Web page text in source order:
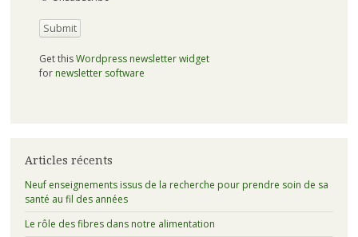
Get thisWordpress newsletter widget
for newsletter software
Articles récents
Neuf enseignements issus de la recherche pour prendre soin de sa
santé au fil des années
Le rôle des fibres dans notre alimentation